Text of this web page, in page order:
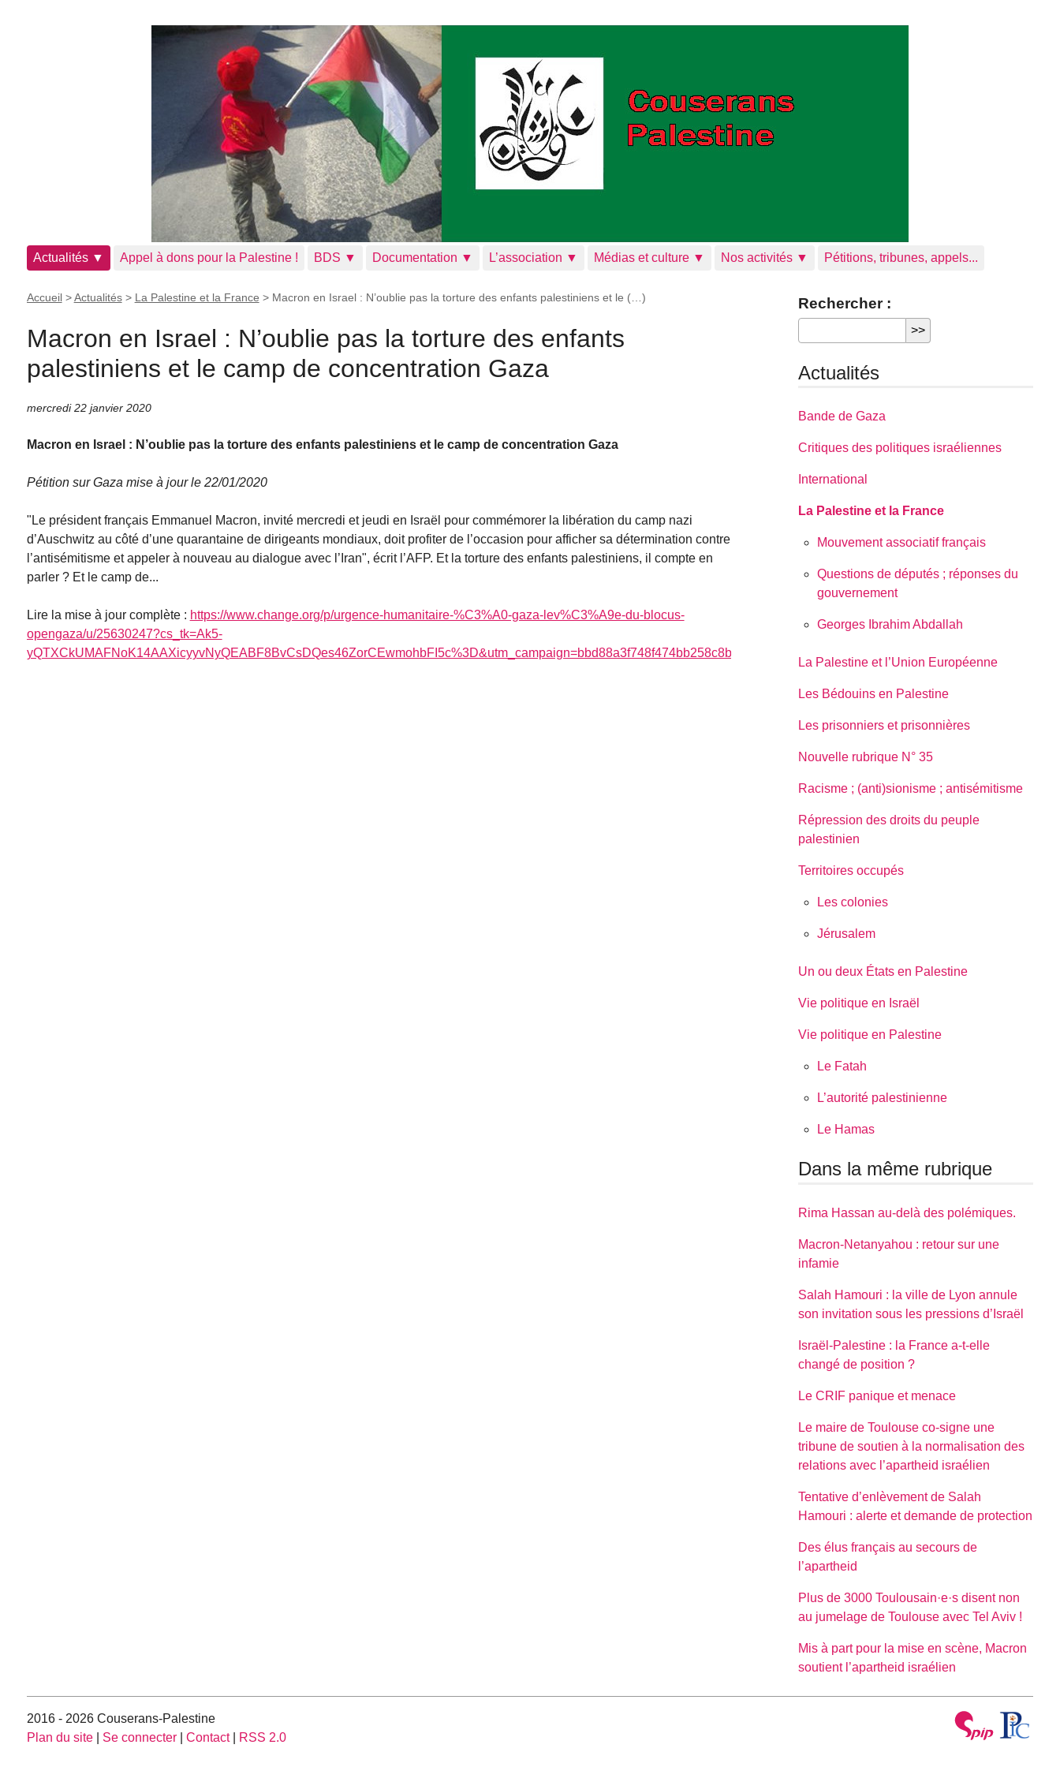
Actualités ▼ Appel à dons pour la Palestine ! BDS ▼ Documentation ▼ L’association ▼ Médias et culture ▼ Nos activités ▼ Pétitions, tribunes, appels...
Accueil>Actualités> La Palestine et la France > Macron en Israel : N’oublie pas la torture des enfants palestiniens et le (…)
Macron en Israel : N’oublie pas la torture des enfants
palestiniens et le camp de concentration Gaza
mercredi 22 janvier 2020
Macron en Israel : N’oublie pas la torture des enfants palestiniens et le camp de concentration Gaza
Pétition sur Gaza mise à jour le 22/01/2020
"Le président français Emmanuel Macron, invité mercredi et jeudi en Israël pour commémorer la libération du camp nazi
d’Auschwitz au côté d’une quarantaine de dirigeants mondiaux, doit profiter de l’occasion pour afficher sa détermination contre
l’antisémitisme et appeler à nouveau au dialogue avec l’Iran", écrit l’AFP. Et la torture des enfants palestiniens, il compte en
parler ? Et le camp de...
Lire la mise à jour complète : https://www.change.org/p/urgence-humanitaire-%C3%A0-gaza-lev%C3%A9e-du-blocus-
opengaza/u/25630247?cs_tk=Ak5-
Rechercher :
Actualités
Bande de Gaza
Critiques des politiques israéliennes
International
La Palestine et la France
Mouvement associatif français
Questions de députés ; réponses du
gouvernement
Georges Ibrahim Abdallah
La Palestine et l’Union Européenne
Les Bédouins en Palestine
Les prisonniers et prisonnières
Nouvelle rubrique N° 35
Racisme ; (anti)sionisme ; antisémitisme
Répression des droits du peuple
palestinien
Territoires occupés
Les colonies
Jérusalem
Un ou deux États en Palestine
Vie politique en Israël
Vie politique en Palestine
Le Fatah
L’autorité palestinienne
Le Hamas
Dans la même rubrique
Rima Hassan au-delà des polémiques.
Macron-Netanyahou : retour sur une
infamie
Salah Hamouri : la ville de Lyon annule
son invitation sous les pressions d’Israël
Israël-Palestine : la France a-t-elle
changé de position ?
Le CRIF panique et menace
Le maire de Toulouse co-signe une
tribune de soutien à la normalisation des
relations avec l’apartheid israélien
Tentative d’enlèvement de Salah
Hamouri : alerte et demande de protection
Des élus français au secours de
l’apartheid
Plus de 3000 Toulousain·e·s disent non
au jumelage de Toulouse avec Tel Aviv !
Mis à part pour la mise en scène, Macron
soutient l’apartheid israélien
2016 - 2026 Couserans-Palestine
Plan du site| Se connecter| Contact| RSS 2.0